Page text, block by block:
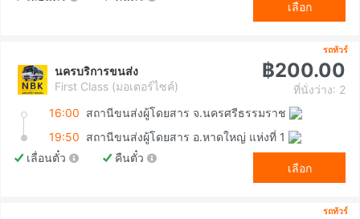
เลือก
รถทัวร์
นครบริการขนส่ง
First Class (มอเตอร์ไซค์)
฿200.00
ที่นั่งว่าง: 2
16:00 สถานีขนส่งผู้โดยสาร จ.นครศรีธรรมราช
19:50 สถานีขนส่งผู้โดยสาร อ.หาดใหญ่ แห่งที่ 1
เลื่อนตั๋ว
คืนตั๋ว
เลือก
รถทัวร์